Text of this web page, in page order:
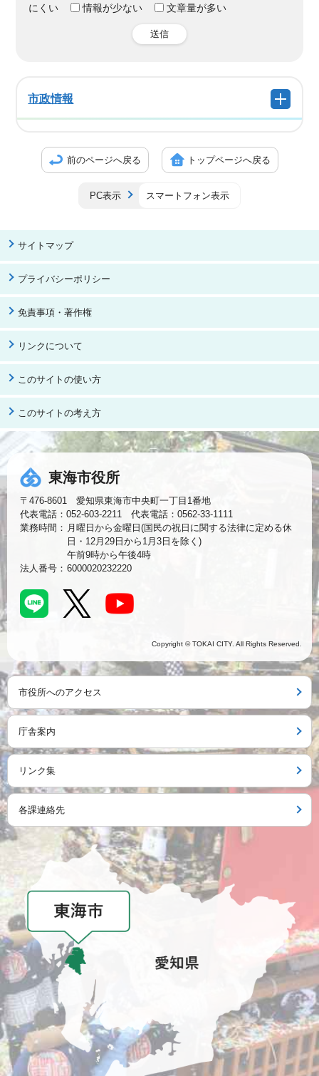
にくい
情報が少ない 文章量が多い
送信
市政情報
前のページへ戻る トップページへ戻る
PC表示 スマートフォン表示
サイトマップ
プライバシーポリシー
免責事項・著作権
リンクについて
このサイトの使い方
このサイトの考え方
東海市役所
〒476-8601 愛知県東海市中央町一丁目1番地
代表電話：052-603-2211 代表電話：0562-33-1111
業務時間： 月曜日から金曜日(国民の祝日に関する法律に定める休
日・12月29日から1月3日を除く)
午前9時から午後4時
法人番号： 6000020232220
Copyright © TOKAI CITY. All Rights Reserved.
市役所へのアクセス
庁舎案内
リンク集
各課連絡先